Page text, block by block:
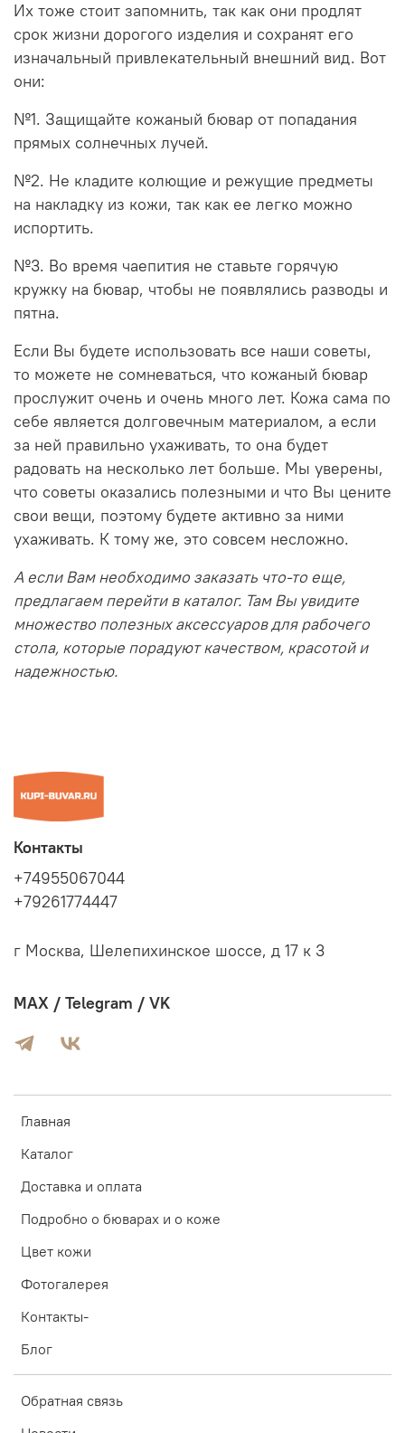
Их тоже стоит запомнить, так как они продлят
срок жизни дорогого изделия и сохранят его
изначальный привлекательный внешний вид. Вот
они:
№1. Защищайте кожаный бювар от попадания
прямых солнечных лучей.
№2. Не кладите колющие и режущие предметы
на накладку из кожи, так как ее легко можно
испортить.
№3. Во время чаепития не ставьте горячую
кружку на бювар, чтобы не появлялись разводы и
пятна.
Если Вы будете использовать все наши советы,
то можете не сомневаться, что кожаный бювар
прослужит очень и очень много лет. Кожа сама по
себе является долговечным материалом, а если
за ней правильно ухаживать, то она будет
радовать на несколько лет больше. Мы уверены,
что советы оказались полезными и что Вы цените
свои вещи, поэтому будете активно за ними
ухаживать. К тому же, это совсем несложно.
А если Вам необходимо заказать что-то еще,
предлагаем перейти в каталог. Там Вы увидите
множество полезных аксессуаров для рабочего
стола, которые порадуют качеством, красотой и
надежностью.
Главная
Каталог
Доставка и оплата
Подробно о бюварах и о коже
Цвет кожи
Фотогалерея
Контакты-
Блог
Обратная связь
Контакты
+74955067044
+79261774447
г Москва, Шелепихинское шоссе, д 17 к 3
MAX / Telegram / VK